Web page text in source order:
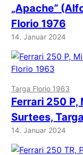
„Apache“
Florio 1976
14. Januar 2024
Targa Florio 1963
Ferrari 250 P,
Surtees,
14. Januar 2024